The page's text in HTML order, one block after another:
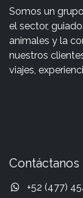
Somos un
el sector,
animales y la
nuestros
viajes,
Contáctanos
+52 (477)